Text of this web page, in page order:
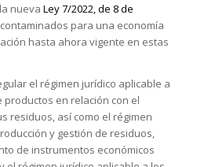
nueva Ley 7/2022, de 8 de
para una economía
hasta ahora vigente en estas
el régimen jurídico aplicable a
en relación con el
residuos, así como el régimen
y gestión de residuos,
de instrumentos económicos